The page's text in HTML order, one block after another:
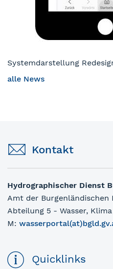
Systemdarstellung
alle News
Kontakt
Hydrographischer Dienst
Amt der Burgenländischen
Abteilung 5 - Wasser,
M:
Quicklinks